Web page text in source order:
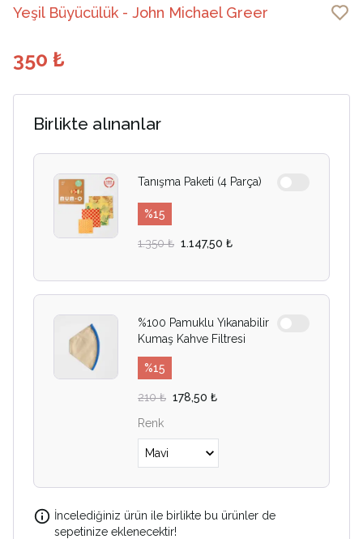
Yeşil Büyücülük - John Michael Greer
350 ₺
Birlikte alınanlar
Tanışma Paketi (4 Parça)
%15
1.350 ₺ 1.147,50 ₺
%100 Pamuklu Yıkanabilir
Kumaş Kahve Filtresi
%15
210 ₺ 178,50 ₺
Renk
İncelediğiniz ürün ile birlikte bu ürünler de
sepetinize eklenecektir!